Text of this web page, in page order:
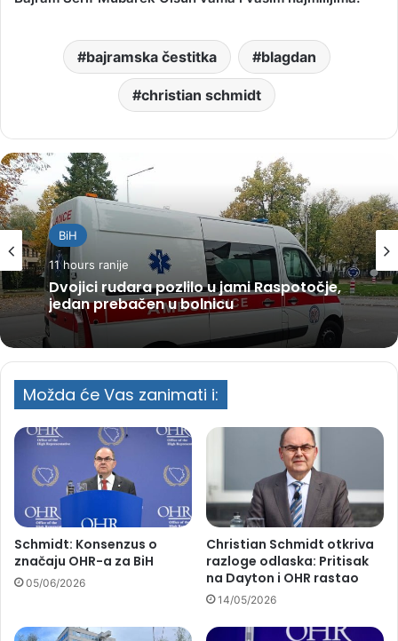
bajramska čestitka blagdan
christian schmidt
BiH
11 hours ranije
Dvojici rudara pozlilo u jami Raspotočje,
jedan prebačen u bolnicu
Možda će Vas zanimati i:
Schmidt: Konsenzus o
značaju OHR-a za BiH
05/06/2026
Christian Schmidt otkriva
razloge odlaska: Pritisak
na Dayton i OHR rastao
14/05/2026